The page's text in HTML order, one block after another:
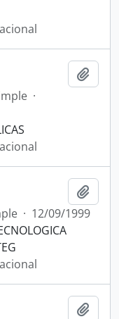
·
· 12/09/1999